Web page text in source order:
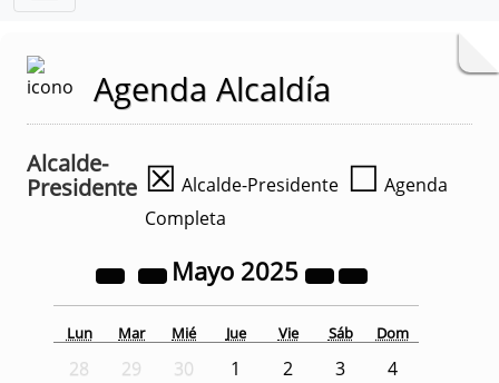
Agenda Alcaldía
Alcalde-
Presidente ☒ Alcalde-Presidente ☐ Agenda
Completa
Mayo 2025
Lun Mar Mié Jue Vie Sáb Dom
28 29 30 1 2 3
4